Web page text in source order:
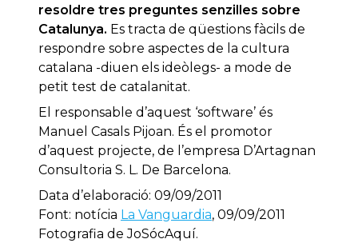
resoldre tres preguntes senzilles sobre
Catalunya. Es tracta de qüestions fàcils de
respondre sobre aspectes de la cultura
catalana -diuen els ideòlegs- a mode de
petit test de catalanitat.
El responsable d’aquest ‘software’ és
Manuel Casals Pijoan. És el promotor
d’aquest projecte, de l’empresa D’Artagnan
Consultoria S. L. De Barcelona.
Data d’elaboració: 09/09/2011
Font: notícia La Vanguardia, 09/09/2011
Fotografia de JoSócAquí.